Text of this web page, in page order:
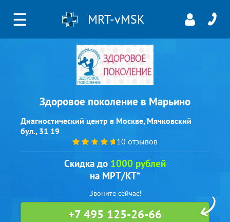
☰ MRT-vMSK
Здоровое поколение в Марьино
Диагностический центр в Москве, Мячковский
бул., 31 19
10 отзывов
Скидка до 1000 рублей
на МРТ/КТ*
Звоните сейчас!
+7 495 125-26-66